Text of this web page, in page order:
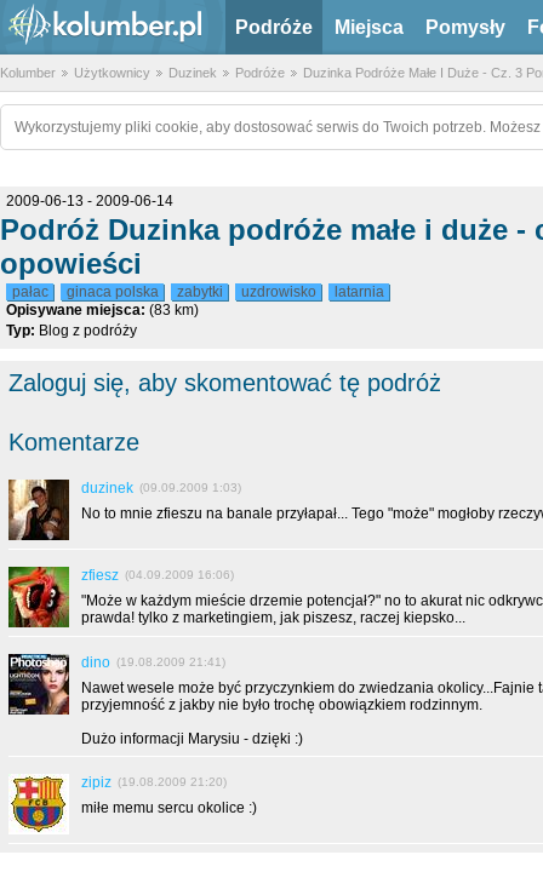
Podróże Miejsca Pomysły
Kolumber Użytkownicy Duzinek Podróże Duzinka Podróże Małe I Duże - Cz. 3
Wykorzystujemy pliki cookie, aby dostosować serwis do Twoich potrzeb.
2009-06-13 - 2009-06-14
Podróż Duzinka podróże małe i duże -
opowieści
pałac ginaca polska zabytki uzdrowisko
latarnia
Opisywane miejsca: (83 km)
Typ: Blog z podróży
Zaloguj się, aby skomentować tę podróż
Komentarze
duzinek (09.09.2009 1:03)
No to mnie zfieszu na banale przyłapał... Tego "może" mogłoby
zfiesz (04.09.2009 16:06)
"Może w każdym mieście drzemie potencjał?" no to akurat nic
prawda! tylko z marketingiem, jak piszesz, raczej kiepsko...
dino (19.08.2009 21:41)
Nawet wesele może być przyczynkiem do zwiedzania okolicy...Fajnie
przyjemność z jakby nie było trochę obowiązkiem rodzinnym.
Dużo informacji Marysiu - dzięki :)
zipiz (19.08.2009 21:20)
miłe memu sercu okolice :)